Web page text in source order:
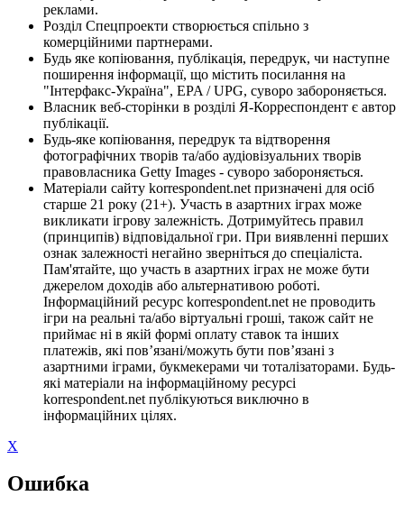
реклами.
Розділ Спецпроекти створюється спільно з
комерційними партнерами.
Будь яке копіювання, публікація, передрук, чи наступне
поширення інформації, що містить посилання на
"Інтерфакс-Україна", EPA / UPG, суворо забороняється.
Власник веб-сторінки в розділі Я-Корреспондент є автор
публікації.
Будь-яке копіювання, передрук та відтворення
фотографічних творів та/або аудіовізуальних творів
правовласника Getty Images - суворо забороняється.
Матеріали сайту korrespondent.net призначені для осіб
старше 21 року (21+). Участь в азартних іграх може
викликати ігрову залежність. Дотримуйтесь правил
(принципів) відповідальної гри. При виявленні перших
ознак залежності негайно зверніться до спеціаліста.
Пам'ятайте, що участь в азартних іграх не може бути
джерелом доходів або альтернативою роботі.
Інформаційний ресурс korrespondent.net не проводить
ігри на реальні та/або віртуальні гроші, також сайт не
приймає ні в якій формі оплату ставок та інших
платежів, які пов’язані/можуть бути пов’язані з
азартними іграми, букмекерами чи тоталізаторами. Будь-
які матеріали на інформаційному ресурсі
korrespondent.net публікуються виключно в
інформаційних цілях.
X
Ошибка